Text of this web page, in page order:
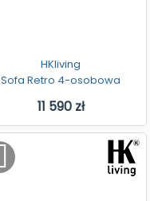
HKliving
Sofa Retro 4-osobowa
11 590 zł